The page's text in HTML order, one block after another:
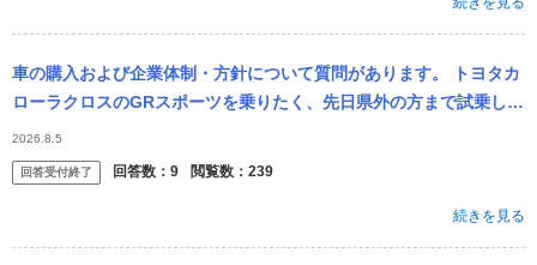
車の購入および企業体制・方針について質問があります。 トヨタカ
ローラクロスのGRスポーツを乗りたく、先日県外の方まで試乗しに
行きました(県内に試乗車は無いため)。 見積もり依頼をして概算費
用等お...
2026.8.5
回答受付終了 回答数： 9 閲覧数： 239
続きを見る